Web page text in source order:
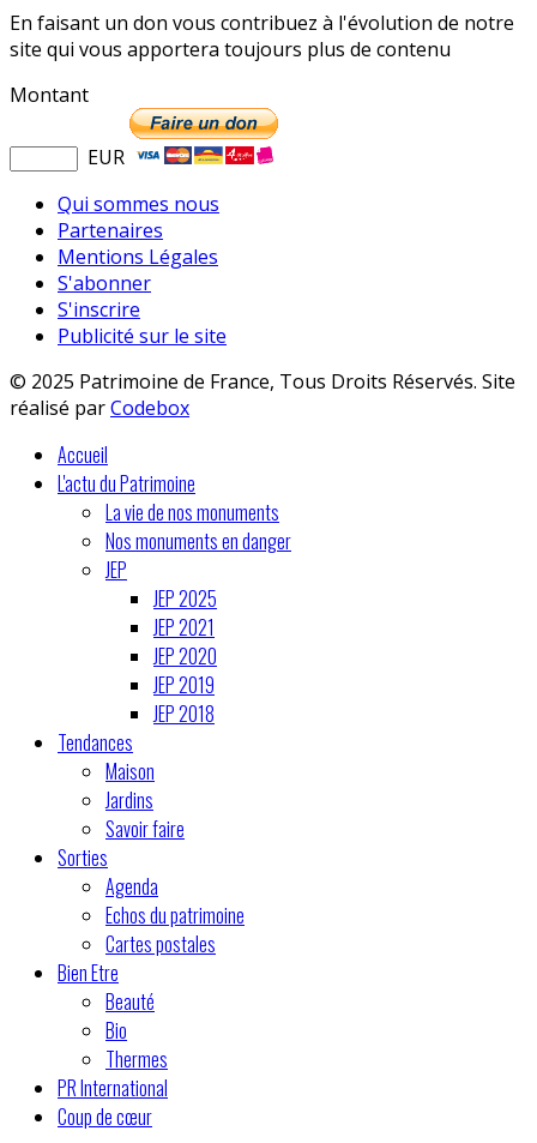
En faisant un don vous contribuez à l'évolution de notre
site qui vous apportera toujours plus de contenu
Montant
EUR
Qui sommes nous
Partenaires
Mentions Légales
S'abonner
S'inscrire
Publicité sur le site
© 2025 Patrimoine de France, Tous Droits Réservés. Site
réalisé parCodebox
Accueil
L'actu du Patrimoine
La vie de nos monuments
Nos monuments en danger
JEP
JEP 2025
JEP 2021
JEP 2020
JEP 2019
JEP 2018
Tendances
Maison
Jardins
Savoir faire
Sorties
Agenda
Echos du patrimoine
Cartes postales
Bien Etre
Beauté
Bio
Thermes
PR International
Coup de cœur